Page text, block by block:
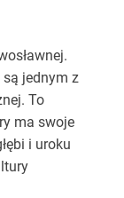
są jednym z
To
ma swoje
i uroku